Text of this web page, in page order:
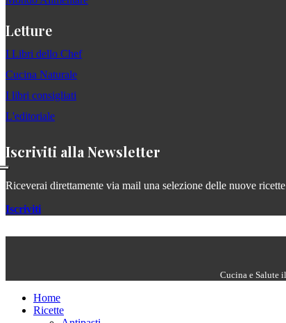
Letture
I Libri dello Chef
Cucina Naturale
I libri consigliati
L'editoriale
Iscriviti alla Newsletter
Riceverai direttamente via mail una selezione delle nuove
Iscriviti
Cucina e Salute
Home
Ricette